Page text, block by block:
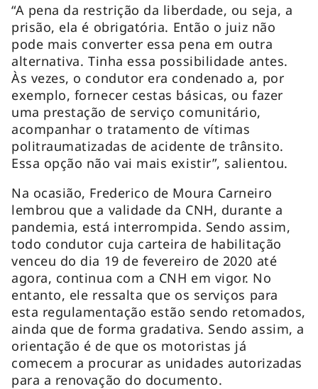
“A pena da restrição da liberdade, ou seja, a
prisão, ela é obrigatória. Então o juiz não
pode mais converter essa pena em outra
alternativa. Tinha essa possibilidade antes.
Às vezes, o condutor era condenado a, por
exemplo, fornecer cestas básicas, ou fazer
uma prestação de serviço comunitário,
acompanhar o tratamento de vítimas
politraumatizadas de acidente de trânsito.
Essa opção não vai mais existir”, salientou.
Na ocasião, Frederico de Moura Carneiro
lembrou que a validade da CNH, durante a
pandemia, está interrompida. Sendo assim,
todo condutor cuja carteira de habilitação
venceu do dia 19 de fevereiro de 2020 até
agora, continua com a CNH em vigor. No
entanto, ele ressalta que os serviços para
esta regulamentação estão sendo retomados,
ainda que de forma gradativa. Sendo assim, a
orientação é de que os motoristas já
comecem a procurar as unidades autorizadas
para a renovação do documento.